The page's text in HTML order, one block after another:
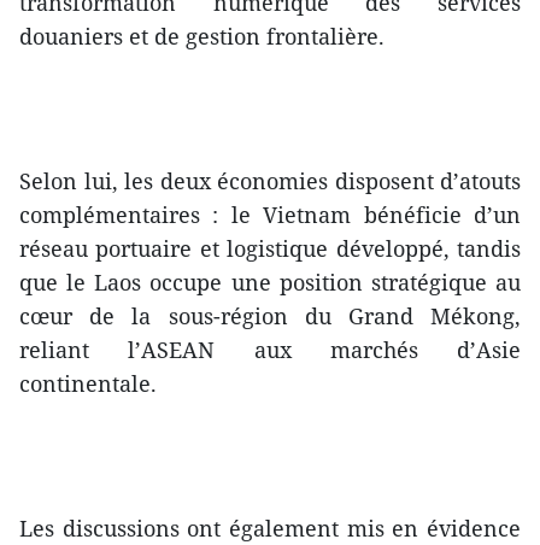
douaniers et de gestion frontalière.
Selon lui, les deux économies disposent d’atouts
complémentaires : le Vietnam bénéficie d’un
réseau portuaire et logistique développé, tandis
que le Laos occupe une position stratégique au
cœur de la sous-région du Grand Mékong,
reliant l’ASEAN aux marchés d’Asie
continentale.
Les discussions ont également mis en évidence